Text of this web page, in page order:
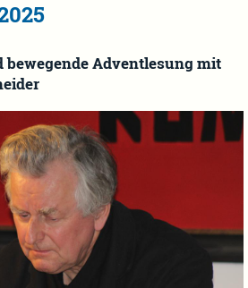
Adventlesung mit